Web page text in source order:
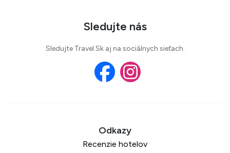
Sledujte nás
Sledujte Travel.Sk aj na sociálnych sieťach.
Recenzie hotelov